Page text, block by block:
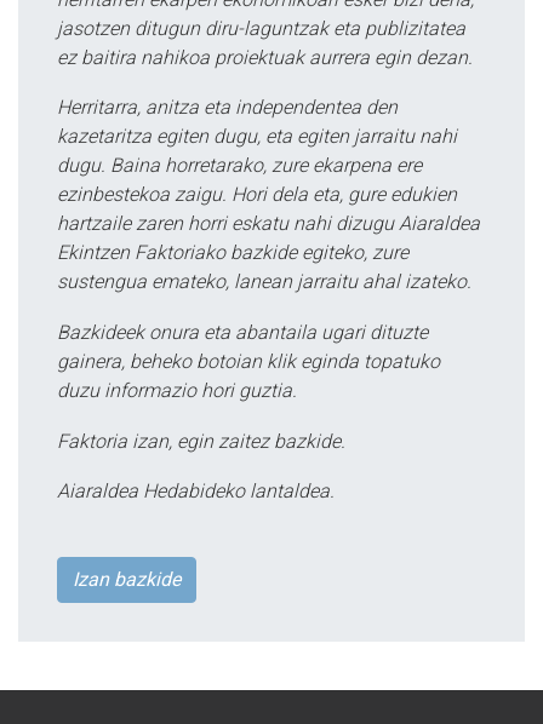
jasotzen ditugun diru-laguntzak eta publizitatea
ez baitira nahikoa proiektuak aurrera egin dezan.
Herritarra, anitza eta independentea den
kazetaritza egiten dugu, eta egiten jarraitu nahi
dugu. Baina horretarako, zure ekarpena ere
ezinbestekoa zaigu. Hori dela eta, gure edukien
hartzaile zaren horri eskatu nahi dizugu Aiaraldea
Ekintzen Faktoriako bazkide egiteko, zure
sustengua emateko, lanean jarraitu ahal izateko.
Bazkideek onura eta abantaila ugari dituzte
gainera, beheko botoian klik eginda topatuko
duzu informazio hori guztia.
Faktoria izan, egin zaitez bazkide.
Aiaraldea Hedabideko lantaldea.
Izan bazkide